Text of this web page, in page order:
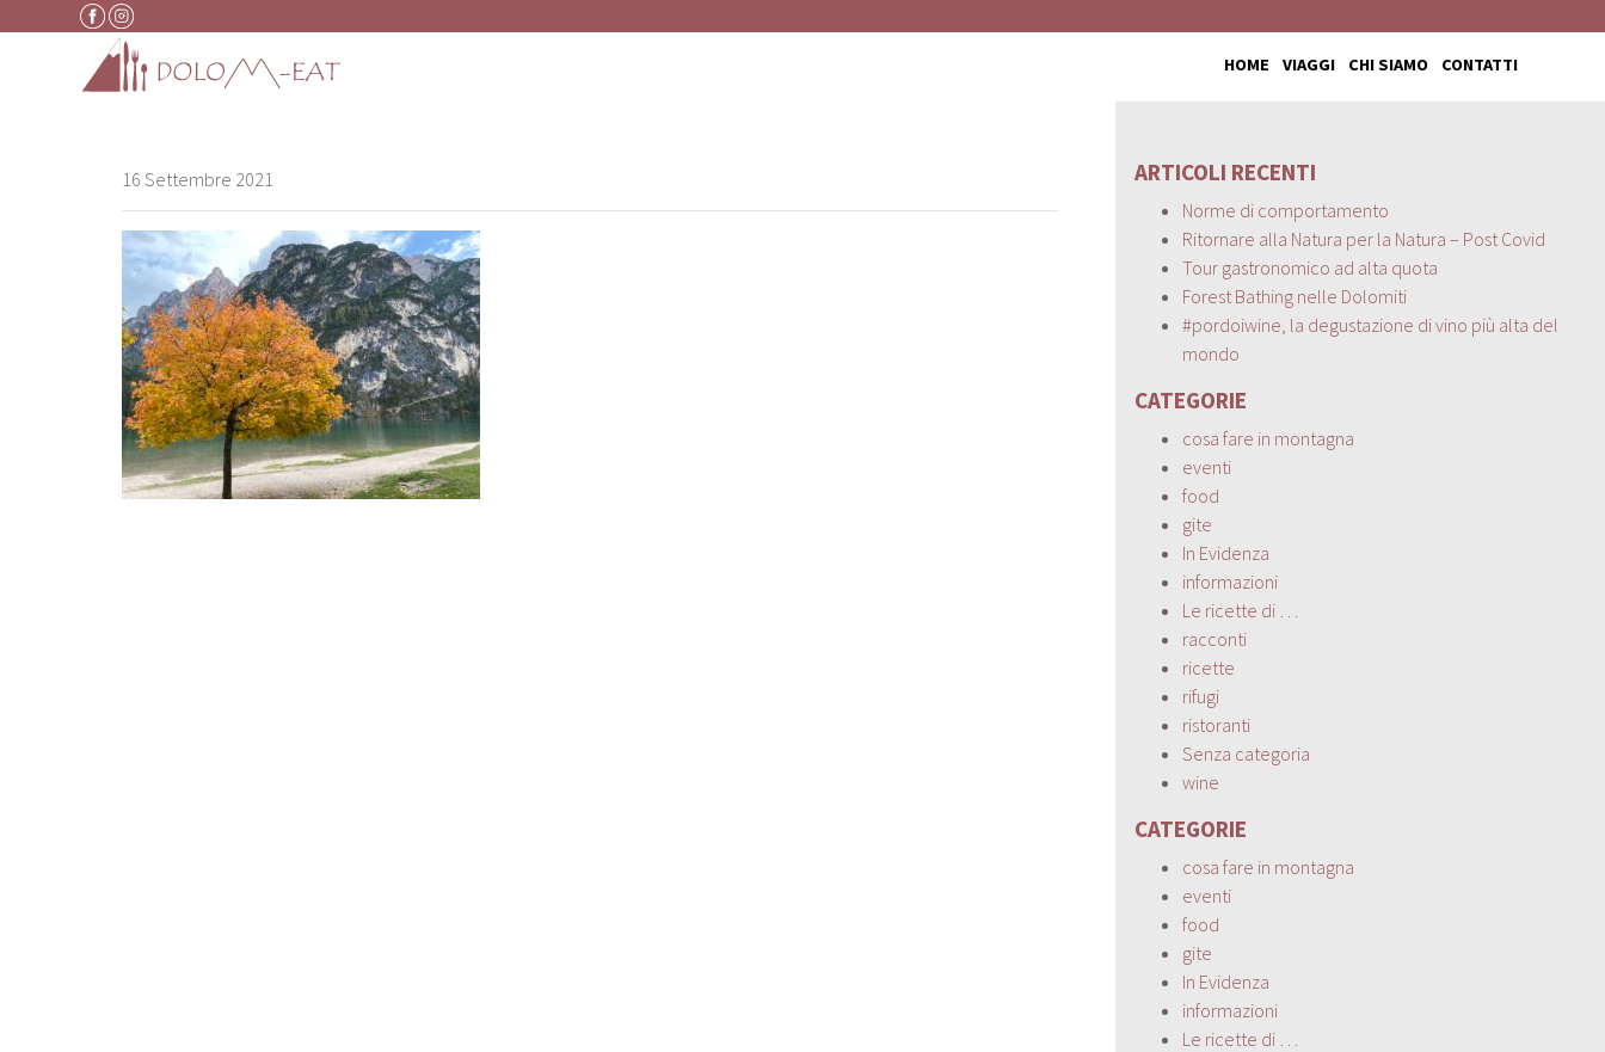
Vai al contenuto
HOME VIAGGI CHI SIAMO CONTATTI
16 Settembre 2021 ARTICOLI RECENTI
Norme di comportamento
Ritornare alla Natura per la Natura – Post Covid
Tour gastronomico ad alta quota
Forest Bathing nelle Dolomiti
#pordoiwine, la degustazione di vino più alta del
mondo
CATEGORIE
cosa fare in montagna
eventi
food
gite
In Evidenza
informazioni
Le ricette di …
racconti
ricette
rifugi
ristoranti
Senza categoria
wine
CATEGORIE
cosa fare in montagna
eventi
food
gite
In Evidenza
informazioni
Le ricette di …